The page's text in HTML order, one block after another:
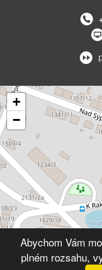
+
−
© 2026
Abychom Vám
plném rozsahu,